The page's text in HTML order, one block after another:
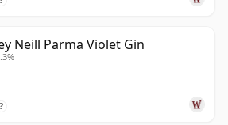
Neill Parma Violet Gin